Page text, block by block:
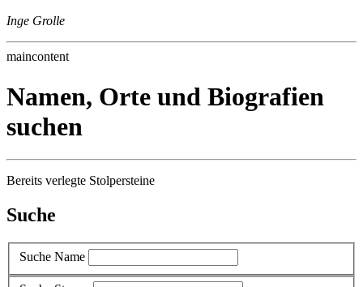
Inge Grolle
maincontent
Namen, Orte und Biografien
suchen
Bereits verlegte Stolpersteine
Suche
Suche Name